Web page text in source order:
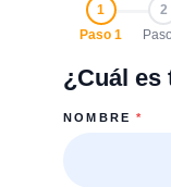
1
Paso 1
2
¿Cuál es
NOMBRE*